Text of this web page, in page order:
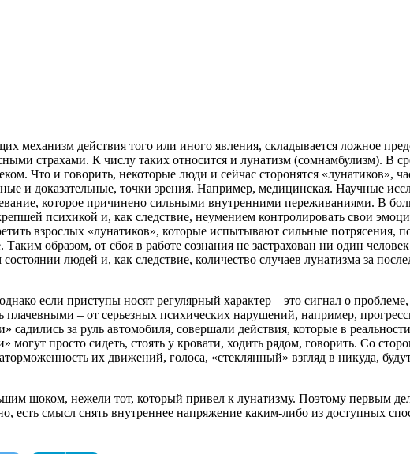
механизм действия того или иного явления, складывается ложное
страхами. К числу таких относится и лунатизм (сомнамбулизм). В
Что и говорить, некоторые люди и сейчас сторонятся «лунатиков»,
и доказательные, точки зрения. Например, медицинская. Научные
которое причинено сильными внутренними переживаниями. В
психикой и, как следствие, неумением контролировать свои
взрослых «лунатиков», которые испытывают сильные потрясения,
образом, от сбоя в работе сознания не застрахован ни один
людей и, как следствие, количество случаев лунатизма за
если приступы носят регулярный характер – это сигнал о
– от серьезных психических нарушений, например,
садились за руль автомобиля, совершали действия, которые в
просто сидеть, стоять у кровати, ходить рядом, говорить. Со
их движений, голоса, «стеклянный» взгляд в никуда,
шоком, нежели тот, который привел к лунатизму. Поэтому первым
есть смысл снять внутреннее напряжение каким-либо из доступных